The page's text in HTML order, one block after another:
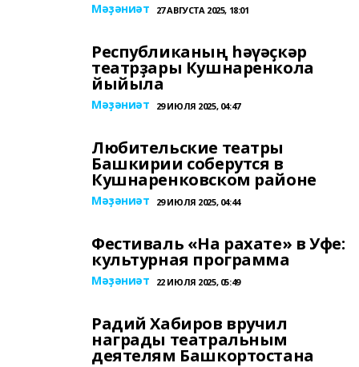
Мәҙәниәт 27 АВГУСТА 2025, 18:01
Республиканың һәүәҫкәр
театрҙары Кушнаренкола
йыйыла
Мәҙәниәт 29 ИЮЛЯ 2025, 04:47
Любительские театры
Башкирии соберутся в
Кушнаренковском районе
Мәҙәниәт 29 ИЮЛЯ 2025, 04:44
Фестиваль «На рахате» в Уфе:
культурная программа
Мәҙәниәт 22 ИЮЛЯ 2025, 05:49
Радий Хабиров вручил
награды театральным
деятелям Башкортостана